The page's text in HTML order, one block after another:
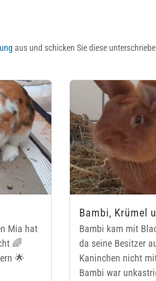
aus und schicken Sie diese
Mia hat
🌈
🌟
Bambi, Krümel
Bambi kam mit
da seine Besitzer
Kaninchen nicht
Bambi war